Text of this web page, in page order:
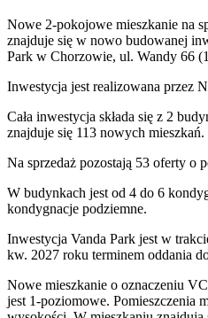
Nowe 2-pokojowe mieszkanie na
znajduje się w nowo budowanej
Park w Chorzowie, ul. Wandy 66
Inwestycja jest realizowana przez
Cała inwestycja składa się z 2
znajduje się 113 nowych mieszkań.
Na sprzedaż pozostają 53 oferty o
W budynkach jest od 4 do 6
kondygnacje podziemne.
Inwestycja Vanda Park jest w
kw. 2027 roku terminem oddania
Nowe mieszkanie o oznaczeniu
jest 1-poziomowe. Pomieszczenia